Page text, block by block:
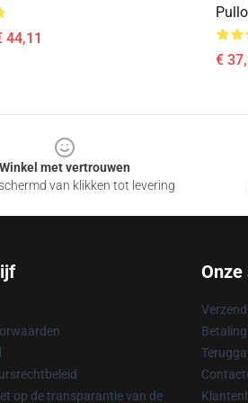
44,11
€
Winkel met vertrouwen
van klikken tot levering
op de transparantie van de